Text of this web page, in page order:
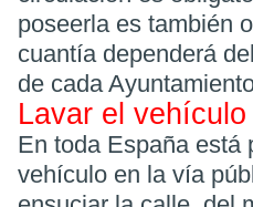
poseerla es también
cuantía dependerá
de cada
Lavar el
En toda España está
vehículo en la vía